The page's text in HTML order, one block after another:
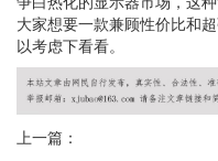
大家想要一款兼顾性价比和
以考虑下看看。
上一篇：